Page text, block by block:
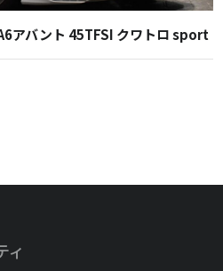
バント 45TFSI クワトロ sport
ィ